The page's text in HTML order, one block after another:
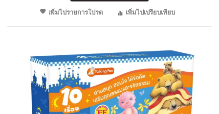
เพิ่มไปรายการโปรด
เพิ่มไปเปรียบเทียบ